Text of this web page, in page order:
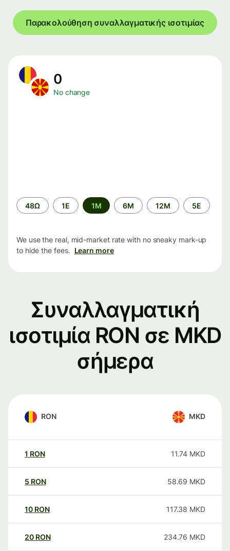
Παρακολούθηση συναλλαγματικής ισοτιμίας
0
No change
Time
period
48Ω 1Ε 1M 6M 12M 5Ε
We use the real, mid-market rate with no sneaky mark-up
to hide the fees. Learn more
Συναλλαγματική
ισοτιμία RON σε MKD
σήμερα
RON MKD
1 RON 11.74 MKD
5 RON 58.69 MKD
10 RON 117.38 MKD
20 RON 234.76 MKD